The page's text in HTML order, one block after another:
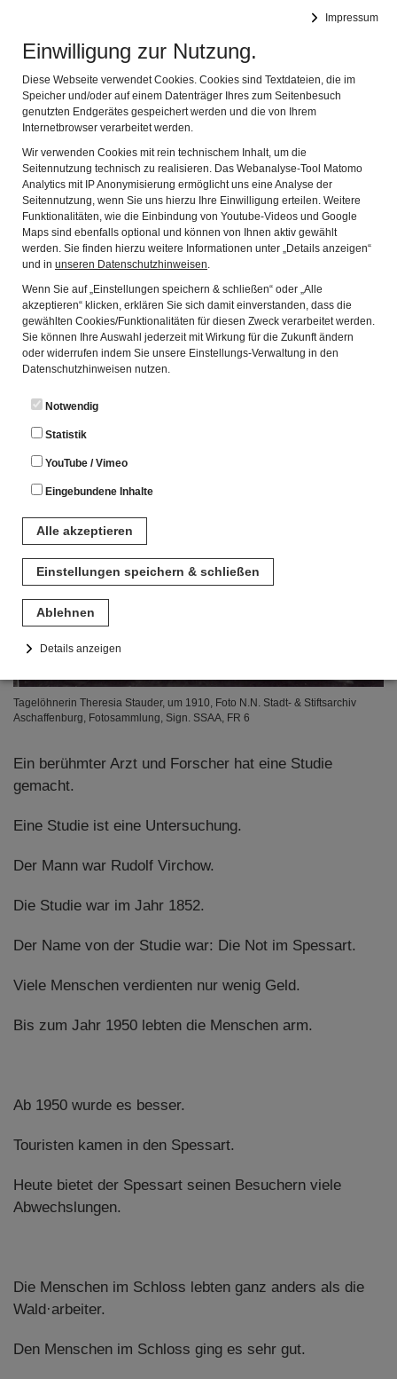
Impressum
Einwilligung zur Nutzung.
Diese Webseite verwendet Cookies. Cookies sind Textdateien, die im
Speicher und/oder auf einem Datenträger Ihres zum Seitenbesuch
genutzten Endgerätes gespeichert werden und die von Ihrem
Internetbrowser verarbeitet werden.
Wir verwenden Cookies mit rein technischem Inhalt, um die
Seitennutzung technisch zu realisieren. Das Webanalyse-Tool Matomo
Analytics mit IP Anonymisierung ermöglicht uns eine Analyse der
Seitennutzung, wenn Sie uns hierzu Ihre Einwilligung erteilen. Weitere
Funktionalitäten, wie die Einbindung von Youtube-Videos und Google
Maps sind ebenfalls optional und können von Ihnen aktiv gewählt
werden. Sie finden hierzu weitere Informationen unter „Details anzeigen“
und in unseren Datenschutzhinweisen.
Wenn Sie auf „Einstellungen speichern & schließen“ oder „Alle
akzeptieren“ klicken, erklären Sie sich damit einverstanden, dass die
gewählten Cookies/Funktionalitäten für diesen Zweck verarbeitet werden.
Sie können Ihre Auswahl jederzeit mit Wirkung für die Zukunft ändern
oder widerrufen indem Sie unsere Einstellungs-Verwaltung in den
Datenschutzhinweisen nutzen.
Notwendig
Statistik
YouTube / Vimeo
Eingebundene Inhalte
Alle akzeptieren
Einstellungen speichern & schließen
Ablehnen
Details anzeigen
Notwendig
Diese Cookies sind für den Betrieb der Seite unbedingt notwendig.
Hierbei werden keinerlei personenbezogenen Daten gespeichert.
ausschließlich auf unseren eigenen Servern gespeichert. Eine
AnonymizeIP zur Anonymisierung Ihrer IP-Adresse, so dass diese gekürzt
Videos werden über die Plattformen YouTube oder Vimeo eingebunden.
bewirkt laut YouTube, dass YouTube keine Informationen über die
ansehen.
oder auch Anwendungen einer externen Website.
Spessartmuseum
Not im Spessart
Tagelöhnerin Theresia Stauder, um 1910, Foto N.N. Stadt- & Stiftsarchiv
Aschaffenburg, Fotosammlung, Sign. SSAA, FR 6
Ein berühmter Arzt und Forscher hat eine Studie
gemacht.
Eine Studie ist eine Untersuchung.
Der Mann war Rudolf Virchow.
Die Studie war im Jahr 1852.
Der Name von der Studie war: Die Not im Spessart.
Viele Menschen verdienten nur wenig Geld.
Bis zum Jahr 1950 lebten die Menschen arm.
Ab 1950 wurde es besser.
Touristen kamen in den Spessart.
Heute bietet der Spessart seinen Besuchern viele
Abwechslungen.
Die Menschen im Schloss lebten ganz anders als die
Wald·arbeiter.
Den Menschen im Schloss ging es sehr gut.